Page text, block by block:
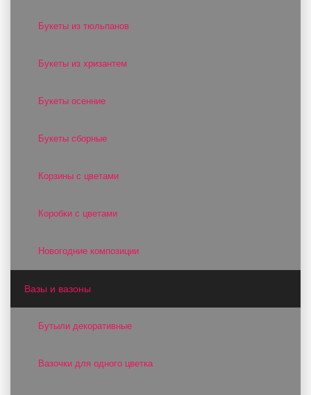
Букеты из тюльпанов
Букеты из хризантем
Букеты осенние
Букеты сборные
Корзины с цветами
Коробки с цветами
Новогодние композиции
Вазы и вазоны
Бутыли декоративные
Вазочки для одного цветка